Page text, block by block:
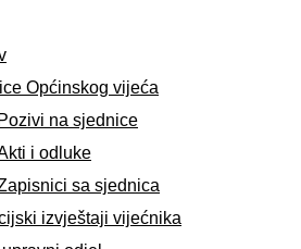
Općinskog vijeća
Pozivi na sjednice
i odluke
sa sjednica
izvještaji vijećnika